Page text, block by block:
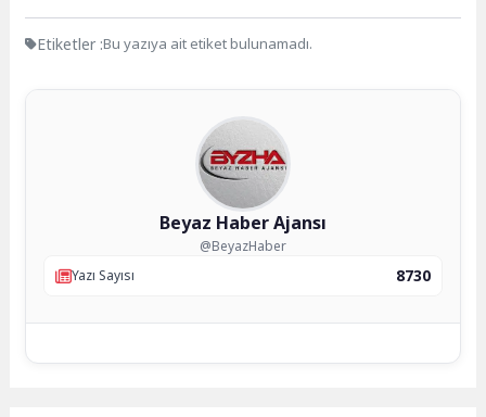
Etiketler :Bu yazıya ait etiket bulunamadı.
Beyaz Haber Ajansı
@BeyazHaber
Yazı Sayısı
8730